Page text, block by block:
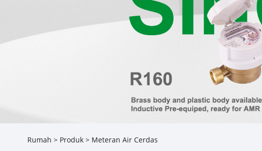
Rumah > Produk> Meteran Air Cerdas